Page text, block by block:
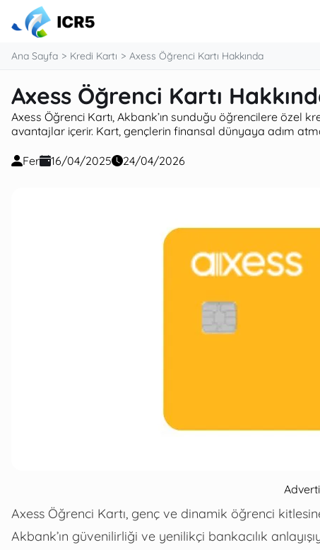
Ana Sayfa Kredi Kartı Axess Öğrenci Kartı Hakkında
Axess Öğrenci Kartı
Axess Öğrenci Kartı, Akbank’ın sunduğu öğrencilere özel
avantajlar içerir. Kart, gençlerin finansal dünyaya adım
Fer 16/04/2025 24/04/2026
Axess Öğrenci Kartı, genç ve dinamik öğrenci
Akbank’ın güvenilirliği ve yenilikçi bankacılık